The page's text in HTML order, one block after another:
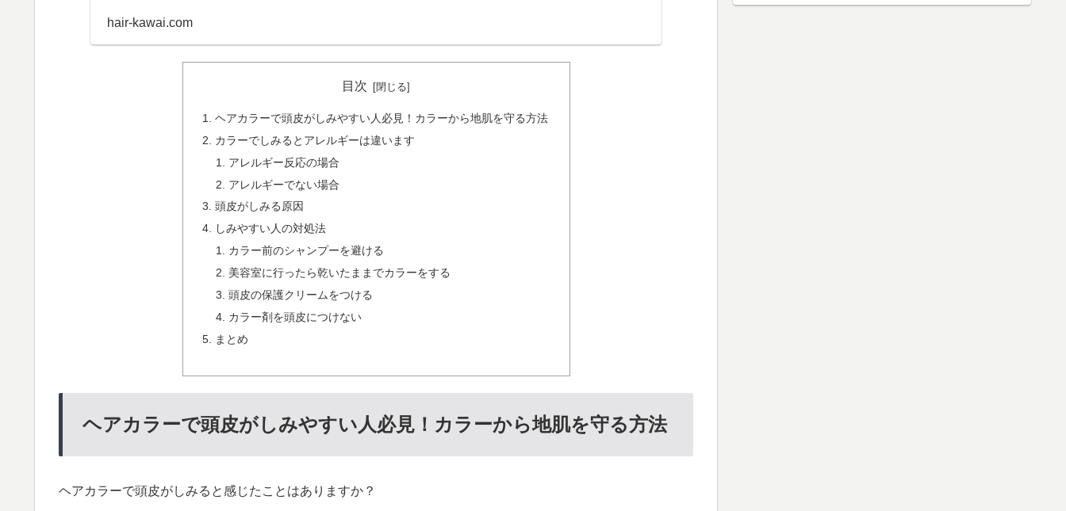
hair-kawai.com
目次
ヘアカラーで頭皮がしみやすい人必見！カラーから地肌を守る方法
カラーでしみるとアレルギーは違います
アレルギー反応の場合
アレルギーでない場合
頭皮がしみる原因
しみやすい人の対処法
カラー前のシャンプーを避ける
美容室に行ったら乾いたままでカラーをする
頭皮の保護クリームをつける
カラー剤を頭皮につけない
まとめ
ヘアカラーで頭皮がしみやすい人必見！カラーから地肌を守る方法
ヘアカラーで頭皮がしみると感じたことはありますか？